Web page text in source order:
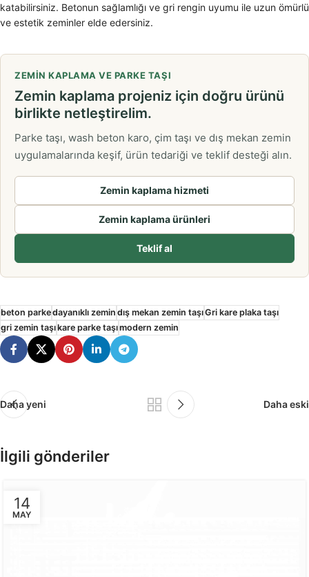
katabilirsiniz. Betonun sağlamlığı ve gri rengin uyumu ile uzun ömürlü
ve estetik zeminler elde edersiniz.
ZEMIN KAPLAMA VE PARKE TAŞI
Zemin kaplama projeniz için doğru ürünü
birlikte netleştirelim.
Parke taşı, wash beton karo, çim taşı ve dış mekan zemin
uygulamalarında keşif, ürün tedariği ve teklif desteği alın.
Zemin kaplama hizmeti
Zemin kaplama ürünleri
Teklif al
beton parkedayanıklı zemin dış mekan zemin taşıGri kare plaka taşı
gri zemin taşıkare parke taşımodern zemin
Daha yeni Daha eski
İlgili gönderiler
14
MAY